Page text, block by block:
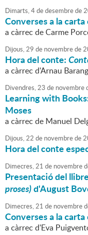
Dimarts,4dedesembrede
Converses a la
a càrrec de Carme
Dijous,29 de novembrede
Hora del conte:
a càrrec d'Arnau
Divendres,23 de novembre
Learning with
Moses
a càrrec de Manuel
Dijous,22 de novembrede
Hora del conte
Dimecres,21 de novembre
Presentació del
proses)d'August
Dimecres,21 de novembre
Converses a la carta
a càrrec d'Eva